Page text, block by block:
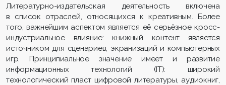
Литературно-издательская деятельность включена
в список отраслей, относящихся к креативным. Более
того, важнейшим аспектом является её серьёзное кросс-
индустриальное влияние: книжный контент является
источником для сценариев, экранизаций и компьютерных
игр. Принципиальное значение имеет и развитие
информационных технологий (IT): широкий
технологический пласт цифровой литературы, аудиокниг,